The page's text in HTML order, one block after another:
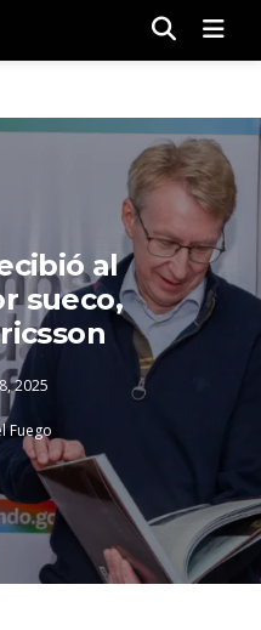
al
sueco,
2025
Fuego